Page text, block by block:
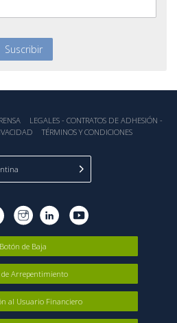
LEGALES - CONTRATOS DE ADHESIÓN -
TÉRMINOS Y CONDICIONES
Botón de Baja
de Arrepentimiento
al Usuario Financiero